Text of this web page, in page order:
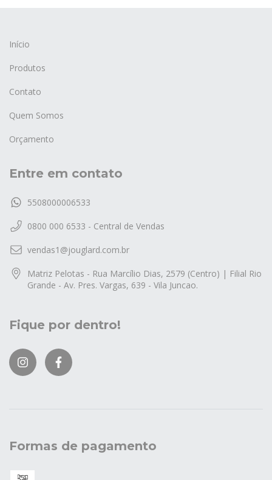
Início
Produtos
Contato
Quem Somos
Orçamento
Entre em contato
5508000006533
0800 000 6533 - Central de Vendas
vendas1@jouglard.com.br
Matriz Pelotas - Rua Marcílio Dias, 2579 (Centro) | Filial Rio
Grande - Av. Pres. Vargas, 639 - Vila Juncao.
Fique por dentro!
Formas de pagamento